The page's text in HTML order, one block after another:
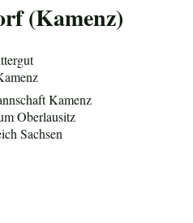
(Kamenz)
Kamenz
Oberlausitz
Sachsen